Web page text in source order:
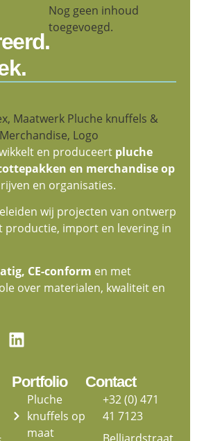
Nog geen inhoud
toegevoegd.
en produceert pluche
en merchandise op
en organisaties.
wij projecten van ontwerp
productie, import en levering in
CE-conform en met
over materialen, kwaliteit en
Portfolio
Pluche
knuffels op
maat
Contact
+32 (0) 471
41 7123